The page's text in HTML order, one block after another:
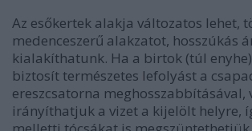
Az esőkertek alakja változatos lehet,
medenceszerű alakzatot, hosszúkás
kialakíthatunk. Ha a birtok (túl
biztosít természetes lefolyást a
ereszcsatorna meghosszabbításával,
irányíthatjuk a vizet a kijelölt helyre,